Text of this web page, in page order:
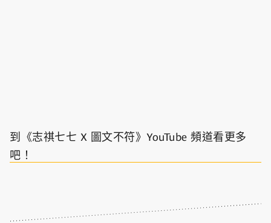
到《志祺七七 X 圖文不符》YouTube 頻道看更多
吧！